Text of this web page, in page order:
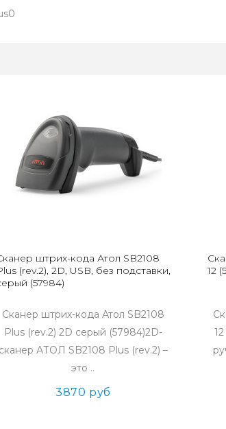
штрих-кода Атол SB2108
(rev.2), 2D, USB, без подставки,
(57984)
Сканер штрих-кода Атол SB2108
Plus (rev.2) 2D серый (57984)2D-
сканер АТОЛ SB2108 Plus (rev.2) –
это ..
3870 руб
12